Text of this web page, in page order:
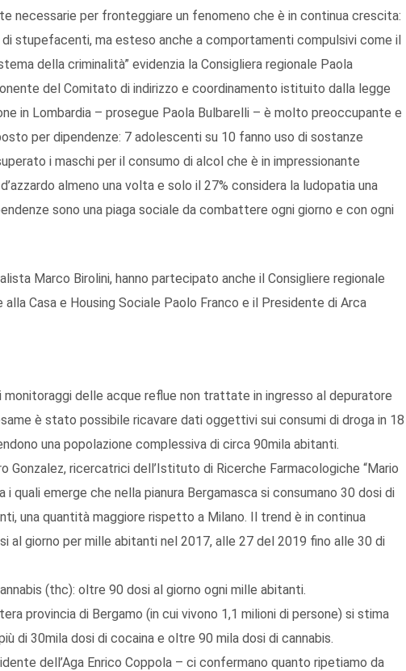
necessarie per fronteggiare un fenomeno che è in continua crescita:
stupefacenti, ma esteso anche a comportamenti compulsivi come il
della criminalità” evidenzia la Consigliera regionale Paola
del Comitato di indirizzo e coordinamento istituito dalla legge
in Lombardia – prosegue Paola Bulbarelli – è molto preoccupante e
per dipendenze: 7 adolescenti su 10 fanno uso di sostanze
i maschi per il consumo di alcol che è in impressionante
almeno una volta e solo il 27% considera la ludopatia una
sono una piaga sociale da combattere ogni giorno e con ogni
Marco Birolini, hanno partecipato anche il Consigliere regionale
alla Casa e Housing Sociale Paolo Franco e il Presidente di Arca
monitoraggi delle acque reflue non trattate in ingresso al depuratore
è stato possibile ricavare dati oggettivi sui consumi di droga in 18
una popolazione complessiva di circa 90mila abitanti.
Gonzalez, ricercatrici dell’Istituto di Ricerche Farmacologiche “Mario
i quali emerge che nella pianura Bergamasca si consumano 30 dosi di
una quantità maggiore rispetto a Milano. Il trend è in continua
al giorno per mille abitanti nel 2017, alle 27 del 2019 fino alle 30 di
(thc): oltre 90 dosi al giorno ogni mille abitanti.
provincia di Bergamo (in cui vivono 1,1 milioni di persone) si stima
di 30mila dosi di cocaina e oltre 90 mila dosi di cannabis.
dell’Aga Enrico Coppola – ci confermano quanto ripetiamo da